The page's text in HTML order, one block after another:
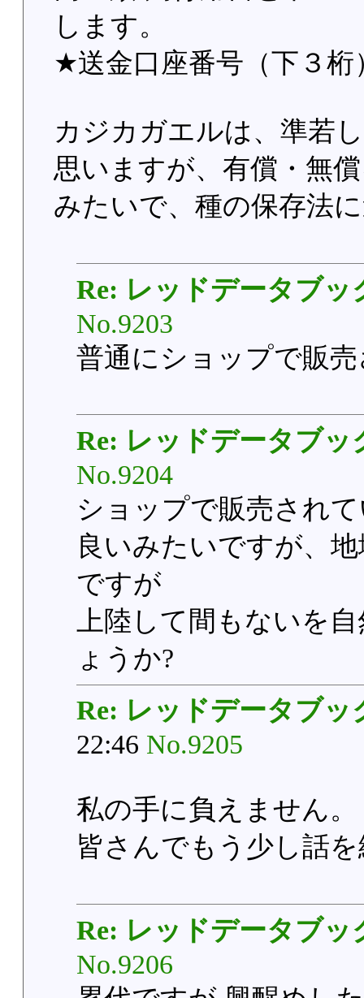
します。
★送金口座番号（下３桁
カジカガエルは、準若
思いますが、有償・無
みたいで、種の保存法
Re: レッドデータブッ
No.9203
普通にショップで販
Re: レッドデータブッ
No.9204
ショップで販売され
良いみたいですが、
ですが
上陸して間もないを
ょうか?
Re: レッドデータブッ
22:46 No.9205
私の手に負えません。
皆さんでもう少し話
Re: レッドデータブッ
No.9206